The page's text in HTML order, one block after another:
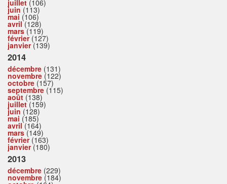
juillet(106)
juin (113)
mai (106)
avril(128)
mars(119)
février(127)
janvier(139)
2014
décembre (131)
novembre (122)
octobre (157)
septembre (115)
août (138)
juillet(159)
juin (128)
mai (185)
avril(164)
mars(149)
février(163)
janvier(180)
2013
décembre (229)
novembre (184)